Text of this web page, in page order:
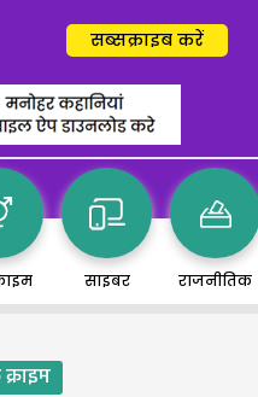
सब्सक्राइब करें
साइबर राजनीतिक